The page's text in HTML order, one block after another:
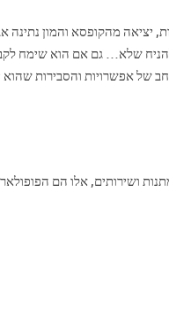
יציאה מהקופסא והמון נתינה
שלא… גם אם הוא שימח
של אפשרויות והסבירות
ושירותים, אלו הם